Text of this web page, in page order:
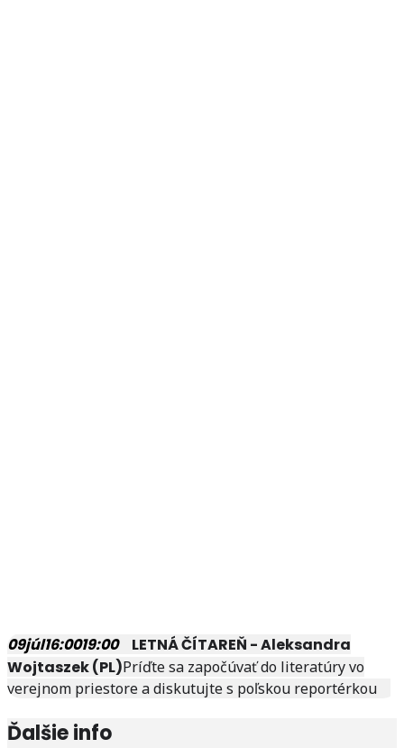
09júl16:0019:00
LETNÁ ČÍTAREŇ - Aleksandra
Wojtaszek (PL)Príďte sa započúvať do literatúry vo
verejnom priestore a diskutujte s poľskou reportérkou
Ďalšie info